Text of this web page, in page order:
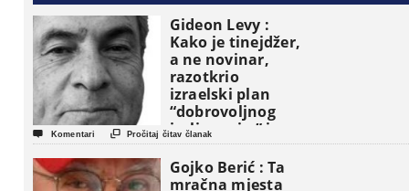
Gideon Levy :
Kako je tinejdžer,
a ne novinar,
razotkrio
izraelski plan
“dobrovoljnog
iseljavanja ” iz
Gaze
 Komentari  Pročitaj čitav članak
Gojko Berić : Ta
mračna mjesta